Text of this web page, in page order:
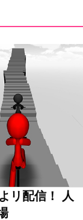
リ配信！ 人